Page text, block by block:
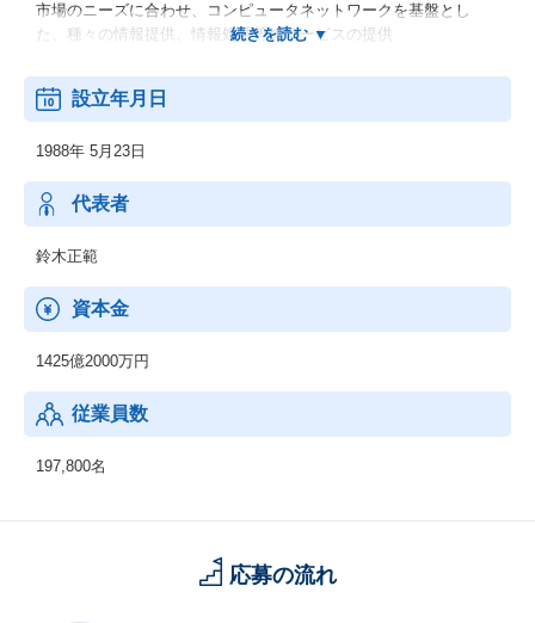
市場のニーズに合わせ、コンピュータネットワークを基盤とし
た、種々の情報提供、情報処理等のサービスの提供
◆その他の事業：
顧客の経営上の問題点に係わる調査・分析、情報処理システムの
設立年月日
1988年 5月23日
代表者
鈴木正範
資本金
1425億2000万円
従業員数
197,800名
応募の流れ